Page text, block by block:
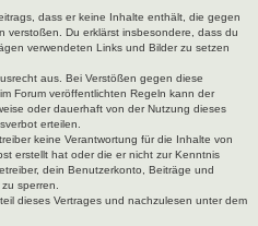
dass er keine Inhalte enthält, die gegen
verstoßen. Du erklärst insbesondere, dass du
verwendeten Links und Bilder zu setzen
aus. Bei Verstößen gegen diese
Forum veröffentlichten Regeln kann der
oder dauerhaft von der Nutzung dieses
erteilen.
keine Verantwortung für die Inhalte von
erstellt hat oder die er nicht zur Kenntnis
dein Benutzerkonto, Beiträge und
sperren.
dieses Vertrages und nachzulesen unter dem